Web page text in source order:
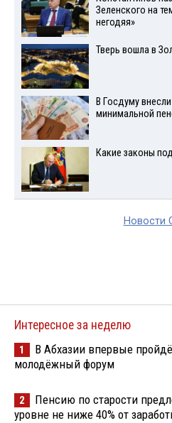
Зеленского на
негодяя»
Тверь вошла в
В Госдуму
минимальной
Какие законы
Новости
Интересное за неделю
1
В Абхазии впервые
молодёжный форум
2
Пенсию по старости
уровне не ниже 40% от